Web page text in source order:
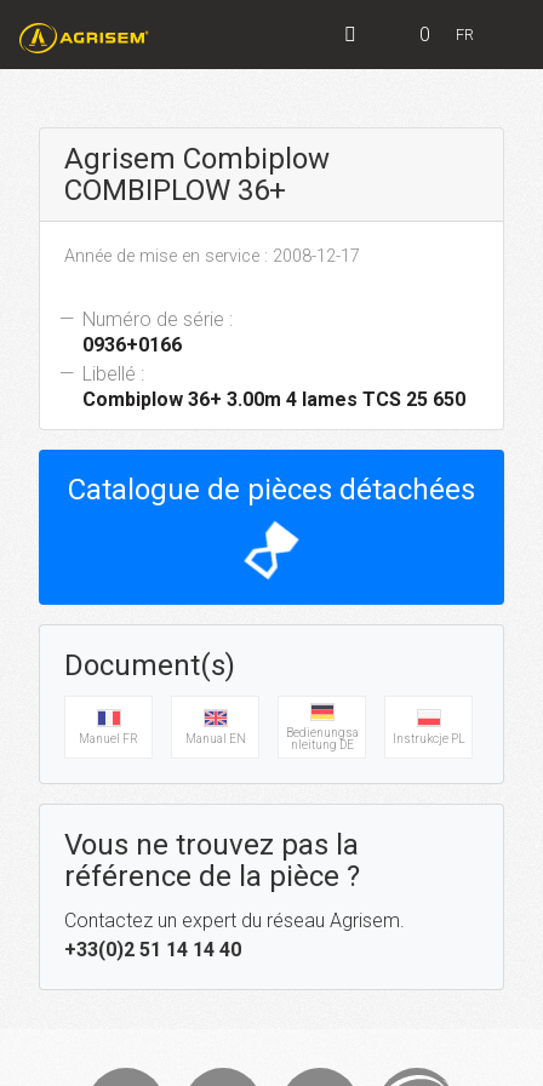
0 FR
Agrisem Combiplow
COMBIPLOW 36+
Année de mise en service : 2008-12-17
Numéro de série :
0936+0166
Libellé :
Combiplow 36+ 3.00m 4 lames TCS 25 650
Catalogue de pièces détachées
hourglass_top
Document(s)
Manuel FR Manual EN
Bedienungsa
nleitung DE
Instrukcje PL
Vous ne trouvez pas la
référence de la pièce ?
Contactez un expert du réseau Agrisem.
+33(0)2 51 14 14 40